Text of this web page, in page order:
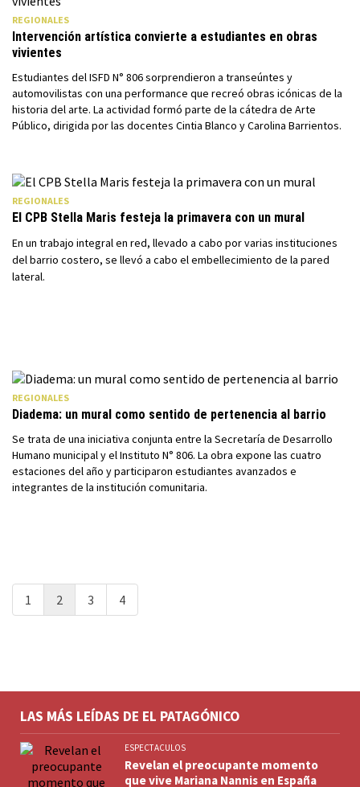
REGIONALES
Intervención artística convierte a estudiantes en obras
vivientes
Estudiantes del ISFD N° 806 sorprendieron a transeúntes y
automovilistas con una performance que recreó obras icónicas de la
historia del arte. La actividad formó parte de la cátedra de Arte
Público, dirigida por las docentes Cintia Blanco y Carolina Barrientos.
REGIONALES
El CPB Stella Maris festeja la primavera con un mural
En un trabajo integral en red, llevado a cabo por varias instituciones
del barrio costero, se llevó a cabo el embellecimiento de la pared
lateral.
REGIONALES
Diadema: un mural como sentido de pertenencia al barrio
Se trata de una iniciativa conjunta entre la Secretaría de Desarrollo
Humano municipal y el Instituto N° 806. La obra expone las cuatro
estaciones del año y participaron estudiantes avanzados e
integrantes de la institución comunitaria.
1 2 3 4
LAS MÁS LEÍDAS DE EL PATAGÓNICO
ESPECTACULOS
Revelan el preocupante momento
que vive Mariana Nannis en España